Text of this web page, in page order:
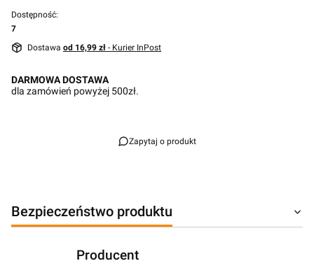
Dostępność:
7
Dostawa od 16,99 zł - Kurier InPost
DARMOWA DOSTAWA
dla zamówień powyżej 500zł.
Zapytaj o produkt
Bezpieczeństwo produktu
Producent